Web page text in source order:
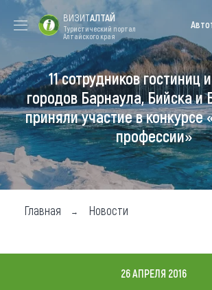
Форум VISIT
ALTAI
Цветение
маральника
Медицинский
форум
Туры
Где побывать
Чем заняться
Где остановиться
ВИЗИТАЛТАЙ
Туристический портал
Алтайского края
11 сотрудников гостиниц
городов Барнаула, Бийска и
приняли участие в
профессии»
Главная Новости
26 АПРЕЛЯ 2016